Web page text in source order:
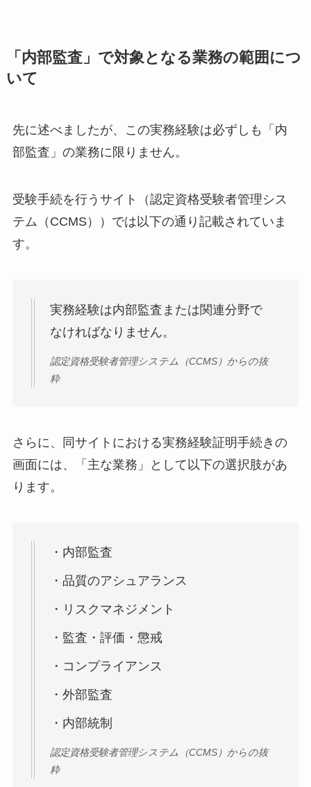
「内部監査」で対象となる業務の範囲につ
いて
先に述べましたが、この実務経験は必ずしも「内
部監査」の業務に限りません。
受験手続を行うサイト（認定資格受験者管理シス
テム（CCMS））では以下の通り記載されていま
す。
実務経験は内部監査または関連分野で
なければなりません。
認定資格受験者管理システム（CCMS）からの抜
粋
さらに、同サイトにおける実務経験証明手続きの
画面には、「主な業務」として以下の選択肢があ
ります。
・内部監査
・品質のアシュアランス
・リスクマネジメント
・監査・評価・懲戒
・コンプライアンス
・外部監査
・内部統制
認定資格受験者管理システム（CCMS）からの抜
粋